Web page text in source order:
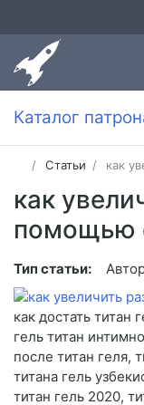
Каталог
Статьи как
как
помощью
Тип статьи:
как достать титан
гель титан
после титан геля,
титана гель
титан гель 2020,